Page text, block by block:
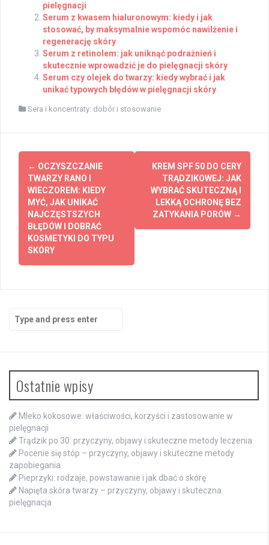
pielęgnacji
Serum z kwasem hialuronowym: kiedy i jak
stosować, by maksymalnie wspomóc nawilżenie i
regenerację skóry
Serum z retinolem: jak uniknąć podrażnień i
skutecznie wprowadzić je do pielęgnacji skóry
Serum czy olejek do twarzy: kiedy wybrać i jak
unikać typowych błędów w pielęgnacji skóry
Sera i koncentraty: dobór i stosowanie
Post
navigation
← OCZYSZCZANIE
TWARZY RANO I
WIECZOREM: KIEDY
MYĆ, JAK UNIKAĆ
NAJCZĘSTSZYCH
BŁĘDÓW I DOBRAĆ
KOSMETYKI DO TYPU
SKÓRY
KREM SPF 50 DO CERY
TRĄDZIKOWEJ: JAK
WYBRAĆ SKUTECZNĄ I
LEKKĄ OCHRONĘ BEZ
ZATYKANIA PORÓW →
Search
for:
Ostatnie wpisy
Mleko kokosowe: właściwości, korzyści i zastosowanie w
pielęgnacji
Trądzik po 30: przyczyny, objawy i skuteczne metody leczenia
Pocenie się stóp – przyczyny, objawy i skuteczne metody
zapobiegania
Pieprzyki: rodzaje, powstawanie i jak dbać o skórę
Napięta skóra twarzy – przyczyny, objawy i skuteczna
pielęgnacja